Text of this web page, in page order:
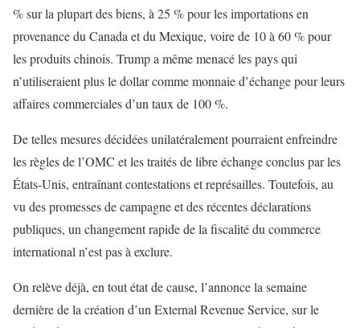
% sur la plupart des biens, à 25 % pour les importations en
provenance du Canada et du Mexique, voire de 10 à 60 % pour
les produits chinois. Trump a même menacé les pays qui
n’utiliseraient plus le dollar comme monnaie d’échange pour leurs
affaires commerciales d’un taux de 100 %.
De telles mesures décidées unilatéralement pourraient enfreindre
les règles de l’OMC et les traités de libre échange conclus par les
États-Unis, entraînant contestations et représailles. Toutefois, au
vu des promesses de campagne et des récentes déclarations
publiques, un changement rapide de la fiscalité du commerce
international n’est pas à exclure.
On relève déjà, en tout état de cause, l’annonce la semaine
dernière de la création d’un External Revenue Service, sur le